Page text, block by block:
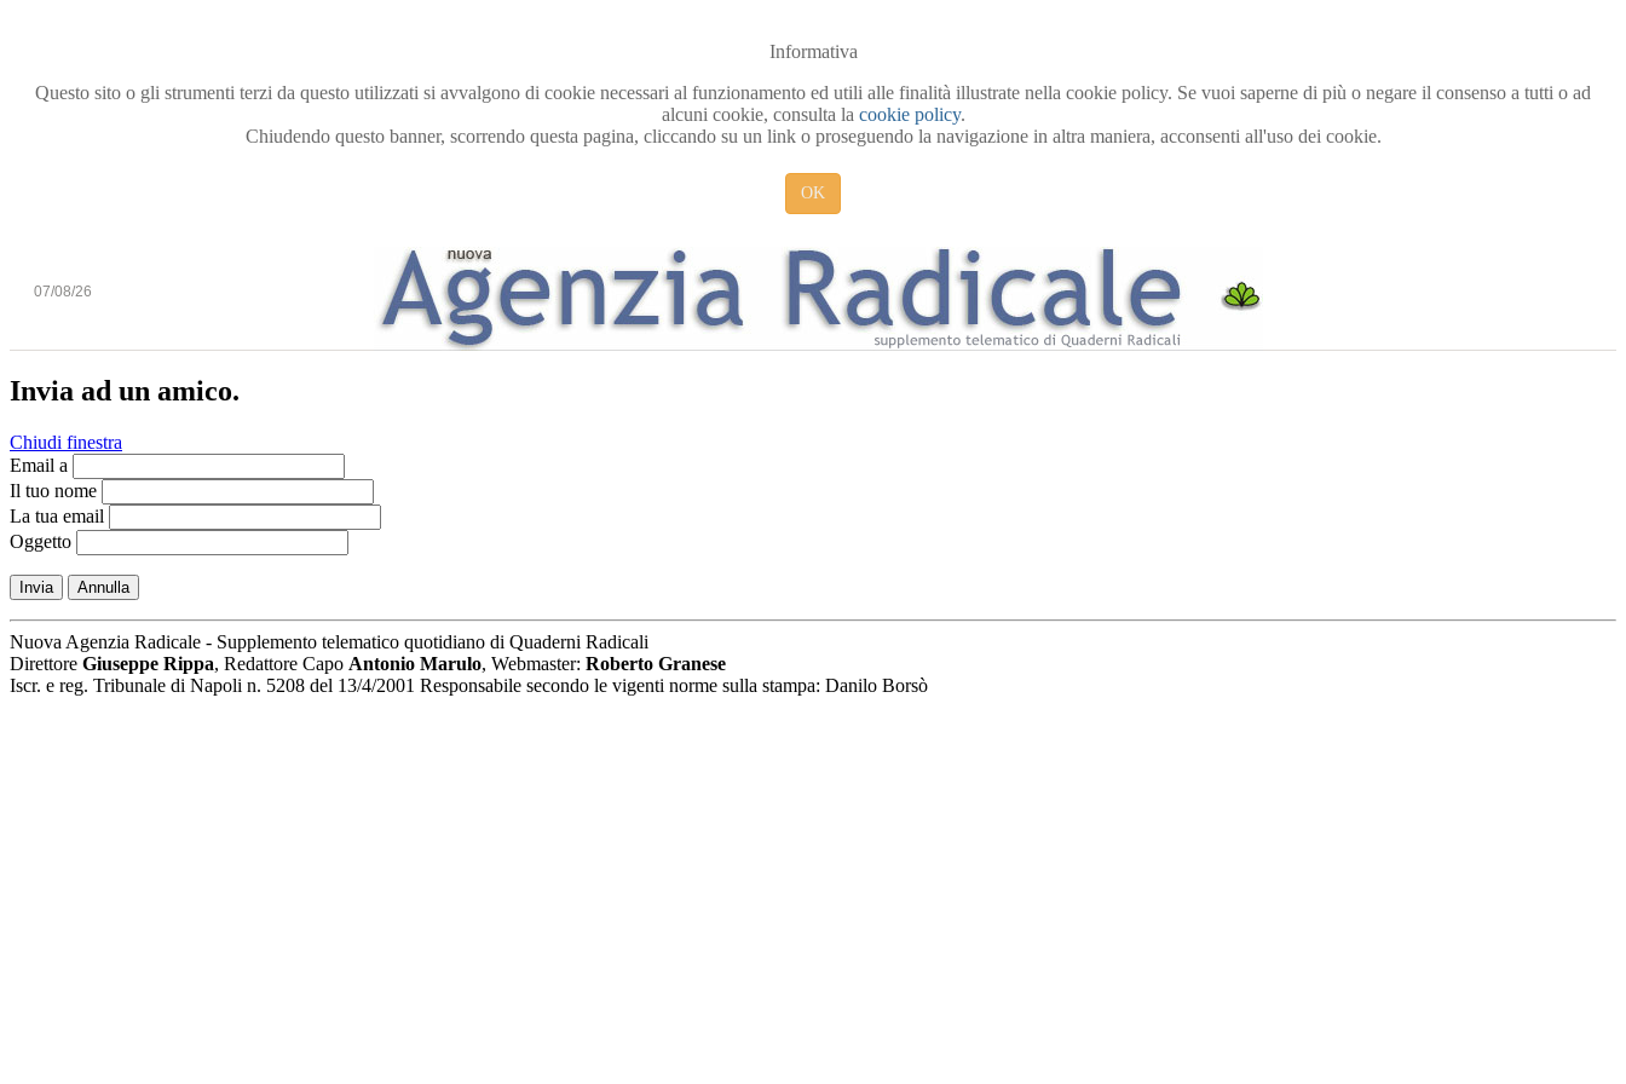
Informativa
Questo sito o gli strumenti terzi da questo utilizzati si avvalgono di cookie necessari al funzionamento ed utili alle finalità illustrate nella cookie policy. Se vuoi saperne di più o negare il consenso a tutti o ad
alcuni cookie, consulta la cookie policy.
Chiudendo questo banner, scorrendo questa pagina, cliccando su un link o proseguendo la navigazione in altra maniera, acconsenti all'uso dei cookie.
OK
07/08/26
Invia ad un amico.
Chiudi finestra
Email a
Il tuo nome
La tua email
Oggetto
Invia Annulla
Nuova Agenzia Radicale - Supplemento telematico quotidiano di Quaderni Radicali
Direttore Giuseppe Rippa, Redattore Capo Antonio Marulo, Webmaster: Roberto Granese
Iscr. e reg. Tribunale di Napoli n. 5208 del 13/4/2001 Responsabile secondo le vigenti norme sulla stampa: Danilo Borsò